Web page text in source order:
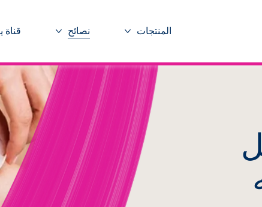
المنتجات
المزيد المنتجات
نصائح
المزيد نصائح
قناة